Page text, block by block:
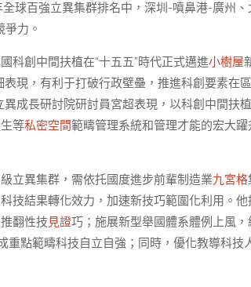
球百強立異集群排名中，深圳-噴鼻港-廣州、
力。
科創中間扶植在“十五五”時代正式邁進小樹屋
現，有利于打破行政壁壘，推進科創要素在
成長研討院研討員宮超表現，以科創中間扶
等私密空間範疇管理系統和管理才能的宏大躍
立異集群，需依托國度進步前輩制造業九宮格
技結果轉化效力，加速新技巧範圍化利用。他
翻性技見證巧；施展新型舉國體系體例上風，
重點範疇科技自立自強；同時，優化教導科技